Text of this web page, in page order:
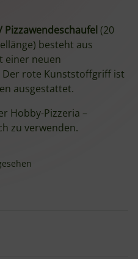
(20
besteht aus
einer neuen
rote Kunststoffgriff ist
ausgestattet.
Hobby-Pizzeria –
zu verwenden.